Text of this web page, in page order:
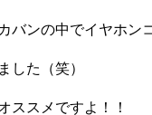
バンの中でイヤホン
した（笑）
ススメですよ！！